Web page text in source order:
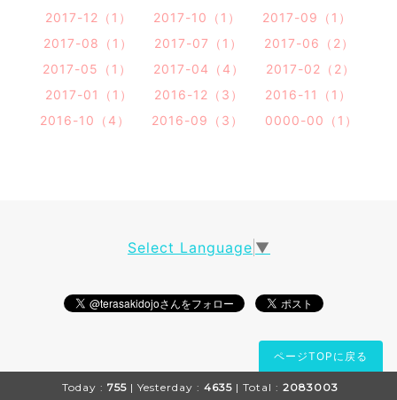
2017-12（1）
2017-10（1）
2017-09（1）
2017-08（1）
2017-07（1）
2017-06（2）
2017-05（1）
2017-04（4）
2017-02（2）
2017-01（1）
2016-12（3）
2016-11（1）
2016-10（4）
2016-09（3） 0000-00（1）
Select Language ▼
ページTOPに戻る
Today : 755 | Yesterday : 4635 | Total : 2083003